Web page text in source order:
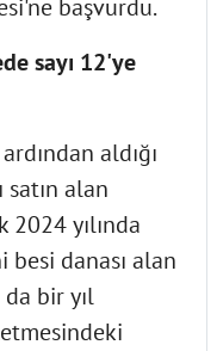
başvurdu.
sayı 12'ye
aldığı
alan
2024 yılında
danası alan
bir yıl